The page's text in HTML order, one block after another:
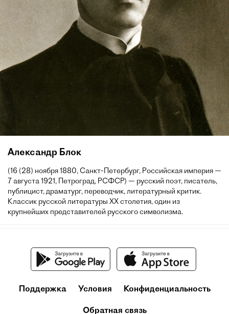
Александр Блок
(16 (28) ноября 1880, Санкт-Петербург, Российская империя —
7 августа 1921, Петроград, РСФСР) — русский поэт, писатель,
публицист, драматург, переводчик, литературный критик.
Классик русской литературы XX столетия, один из
крупнейших представителей русского символизма.
Поддержка Условия Конфиденциальность
Обратная связь